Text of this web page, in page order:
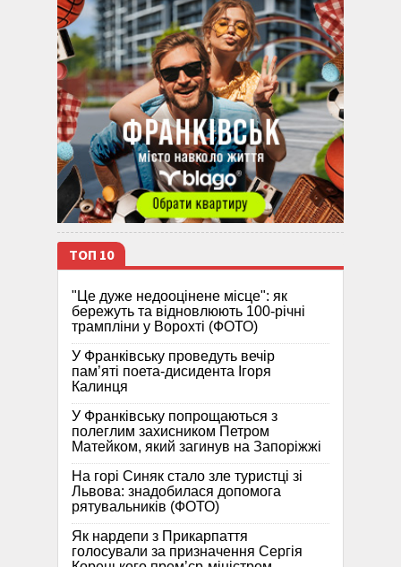
ТОП 10
"Це дуже недооцінене місце": як
бережуть та відновлюють 100-річні
трампліни у Ворохті (ФОТО)
У Франківську проведуть вечір
пам’яті поета-дисидента Ігоря
Калинця
У Франківську попрощаються з
полеглим захисником Петром
Матейком, який загинув на Запоріжжі
На горі Синяк стало зле туристці зі
Львова: знадобилася допомога
рятувальників (ФОТО)
Як нардепи з Прикарпаття
голосували за призначення Сергія